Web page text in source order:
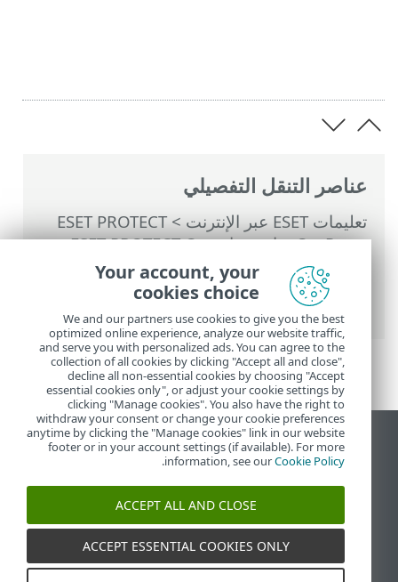
عناصر التنقل التفصيلي
تعليمات ESET عبر الإنترنت >
ESET PROTECT
On-Prem
>
استخدام ‎ESET PROTECT On-
>
القائمة الرئيسية ESET PROTECT On-
Prem
>المزيد >مستخدمو الكمبيوتر
مجموعة مستخدم جديدة
عرض موقع سطح المكتب
End of Life
قاعدة معارف ESET
ESET Status Portal
الدعم الإقليمي
Your account, your
cookies choice
We and our partners use cookies to give you the best
optimized online experience, analyze our website traffic,
and serve you with personalized ads. You can agree to the
collection of all cookies by clicking "Accept all and close",
decline all non-essential cookies by choosing "Accept
essential cookies only", or adjust your cookie settings by
clicking "Manage cookies". You also have the right to
withdraw your consent or change your cookie preferences
anytime by clicking the "Manage cookies" link in our website
footer or in your account settings (if available). For more
information, see ourCookie Policy
.
ACCEPT ALL AND CLOSE
ACCEPT ESSENTIAL COOKIES ONLY